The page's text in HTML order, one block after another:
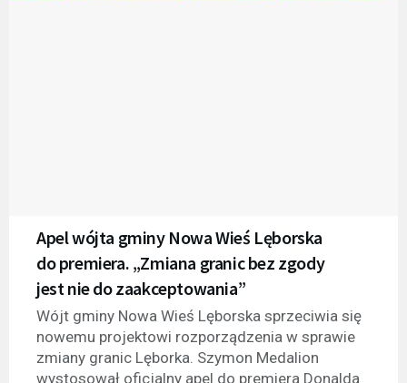
Apel wójta gminy Nowa Wieś Lęborska
do premiera. „Zmiana granic bez zgody
jest nie do zaakceptowania”
Wójt gminy Nowa Wieś Lęborska sprzeciwia się
nowemu projektowi rozporządzenia w sprawie
zmiany granic Lęborka. Szymon Medalion
wystosował oficjalny apel do premiera Donalda